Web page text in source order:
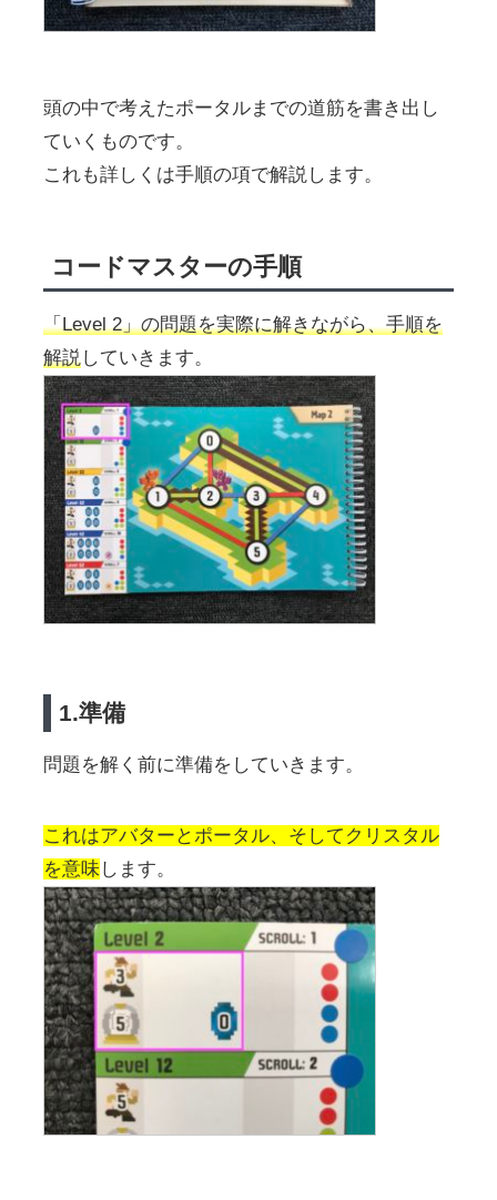
頭の中で考えたポータルまでの道筋を書き出し
ていくものです。
これも詳しくは手順の項で解説します。
コードマスターの手順
「Level 2」の問題を実際に解きながら、手順を
解説していきます。
1.準備
問題を解く前に準備をしていきます。
これはアバターとポータル、そしてクリスタル
を意味 します。